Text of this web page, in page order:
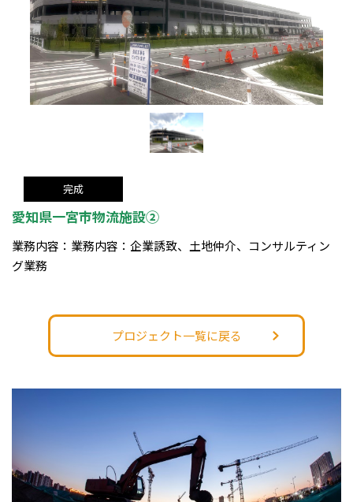
完成
愛知県一宮市物流施設②
業務内容：業務内容：企業誘致、土地仲介、コンサルティン
グ業務
プロジェクト一覧に戻る